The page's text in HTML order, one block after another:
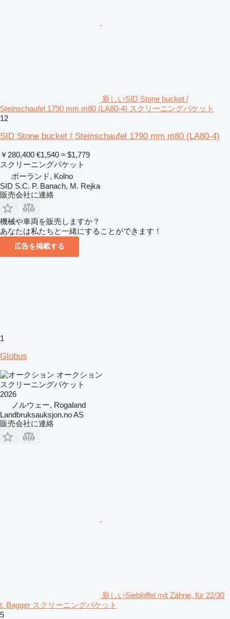
新しいSID Stone bucket /
Steinschaufel 1790 mm m80 (LA80-4) スクリーニングバケット
12
SID Stone bucket / Steinschaufel 1790 mm m80 (LA80-4)
￥280,400 €1,540 ≈ $1,779
スクリーニングバケット
ポーランド, Kolno
SID S.C. P. Banach, M. Rejka
販売会社に連絡
機械や車両を販売しますか？
あなたは私たちと一緒にすることができます！
広告を掲載する
1
Globus
オークション
スクリーニングバケット
2026
ノルウェー, Rogaland
Landbruksauksjon.no AS
販売会社に連絡
新しいSieblöffel mit Zähne, für 22/30
t. Bagger スクリーニングバケット
5